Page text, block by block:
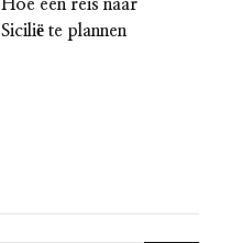
Hoe een reis naar
Sicilië te plannen